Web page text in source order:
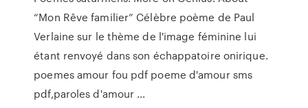
“Mon Rêve familier” Célèbre poème de Paul
Verlaine sur le thème de l'image féminine lui
étant renvoyé dans son échappatoire onirique.
poemes amour fou pdf poeme d'amour sms
pdf,paroles d'amour ...